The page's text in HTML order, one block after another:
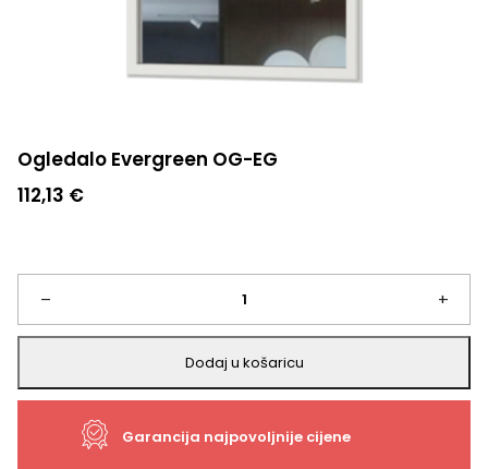
Ogledalo Evergreen OG-EG
112,13 €
–
Ogledalo
Evergreen
OG-
+
Dodaj u košaricu
Garancija najpovoljnije cijene